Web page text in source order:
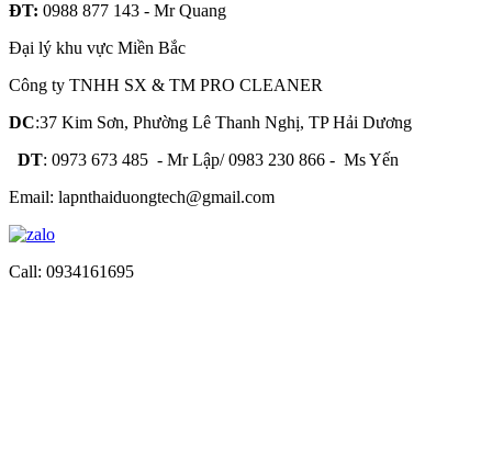
ĐT: 0988 877 143 - Mr Quang
Đại lý khu vực Miền Bắc
Công ty TNHH SX & TM PRO CLEANER
DC:37 Kim Sơn, Phường Lê Thanh Nghị, TP Hải Dương
DT: 0973 673 485 - Mr Lập/ 0983 230 866 - Ms Yến
Email: lapnthaiduongtech@gmail.com
Call: 0934161695